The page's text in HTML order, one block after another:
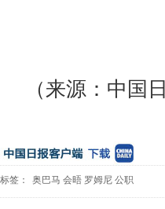
（来源：中国
标签： 奥巴马 会晤 罗姆尼 公职